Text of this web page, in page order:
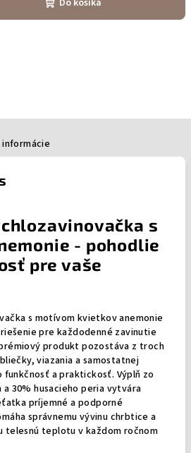
Do košíka
s
- pohodlie
pre vaše
s motívom kvietkov anemonie
pre každodenné zavinutie
produkt pozostáva z troch
viazania a samostatnej
funkčnosť a praktickosť. Výplň zo
a 30% husacieho peria vytvára
príjemné a podporné
správnemu vývinu chrbtice a
telesnú teplotu v každom ročnom